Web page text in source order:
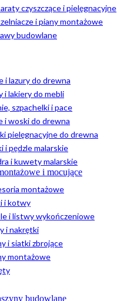
czyszczące i pielęgnacyjne
i piany montażowe
budowlane
i lazury do drewna
i lakiery do mebli
szpachelki i pace
i woski do drewna
pielęgnacyjne do drewna
i pędzle malarskie
i kuwety malarskie
i mocujące
montażowe
i kotwy
i listwy wykończeniowe
i nakrętki
i siatki zbrojące
montażowe
budowlane